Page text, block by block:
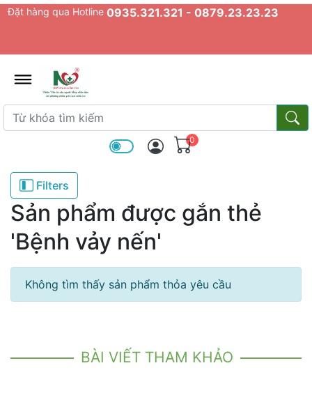
Đặt hàng qua Hotline 0935.321.321 - 0879.23.23.23
Từ khóa tìm kiếm
Từ
0
Filters
Sản phẩm được gắn thẻ
'Bệnh vảy nến'
Không tìm thấy sản phẩm thỏa yêu cầu
BÀI VIẾT THAM KHẢO